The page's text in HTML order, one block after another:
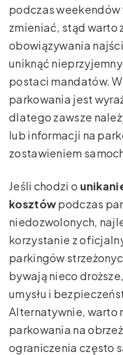
podczas weekendów
zmieniać, stąd warto
obowiązywania
uniknąć
postaci mandatów.
parkowania jest
dlatego zawsze
lub informacji na
zostawieniem
Jeśli chodzi o
kosztówpodczas
niedozwolonych,
korzystanie z
parkingów
bywają nieco
umysłu i
Alternatywnie, warto
parkowania na
ograniczenia często